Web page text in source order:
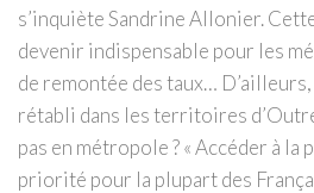
s’inquiète Sandrine Allonier.
devenir indispensable pour les
de remontée des taux…
rétabli dans les territoires
pas en métropole ? « Accéder à la
priorité pour la plupart des